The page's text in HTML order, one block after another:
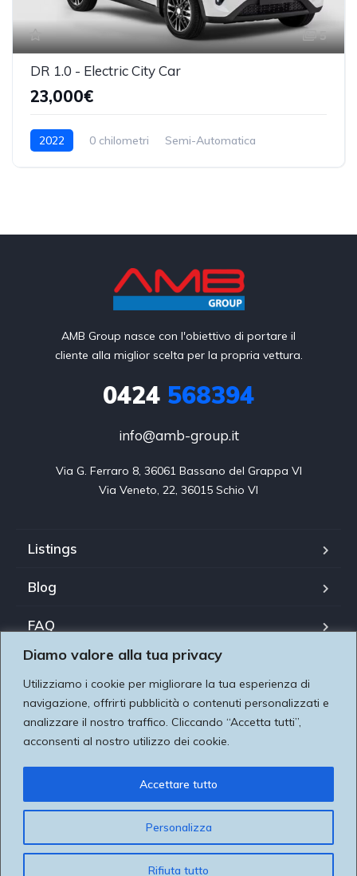
Diamo valore alla tua privacy
Utilizziamo i cookie per migliorare la tua esperienza di
navigazione, offrirti pubblicità o contenuti personalizzati e
analizzare il nostro traffico. Cliccando “Accetta tutti”,
acconsenti al nostro utilizzo dei cookie.
Personalizza
Rifiuta tutto
Accettare tutto
5
DR 1.0 - Electric City Car
23,000€
2022 0 chilometri
Semi-Automatica
AMB Group nasce con l'obiettivo di portare il
cliente alla miglior scelta per la propria vettura.
0424 568394
info@amb-group.it
Via G. Ferraro 8, 36061 Bassano del Grappa VI
Via Veneto, 22, 36015 Schio VI
Listings
Blog
FAQ
Il nostro team
About us
Contatti
Copyright Â© 2021. All rights reserved.
Utilizziamo i cookie per essere sicuri che tu possa avere
la migliore esperienza sul nostro sito. Se continui ad
utilizzare questo sito noi assumiamo che tu ne sia felice
dando valore alla tua privacy Utilizziamo i cookie per
migliorare la tua esperienza di navigazione, pubblicare
annunci o contenuti personalizzati e analizzare il nostro
traffico. Facendo clic su "Accetta tutto", acconsenti al
nostro utilizzo dei cookie.